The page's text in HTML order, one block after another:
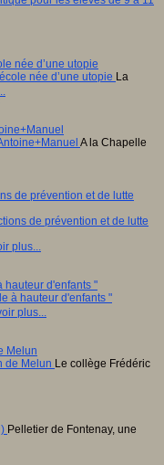
née d’une utopie
La
A la Chapelle
de prévention et de lutte
plus...
hauteur d'enfants "
plus...
Melun
Le collège Frédéric
Pelletier de Fontenay, une